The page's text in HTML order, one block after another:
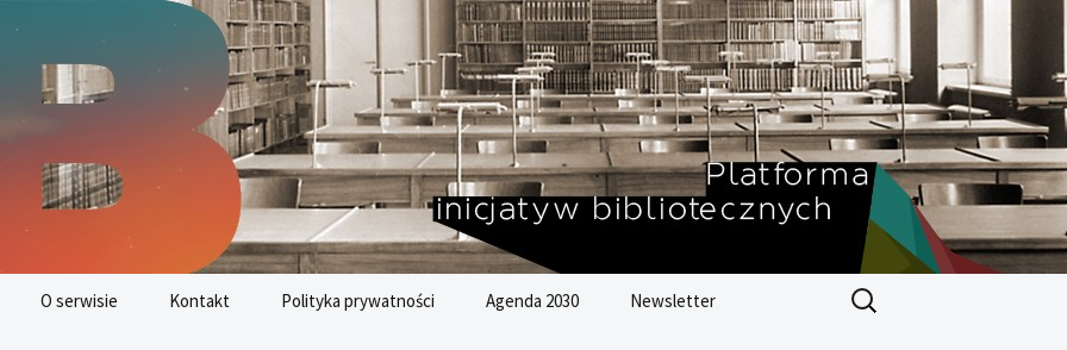
O serwisie Kontakt Polityka prywatności Agenda 2030 Newsletter
Szukaj: